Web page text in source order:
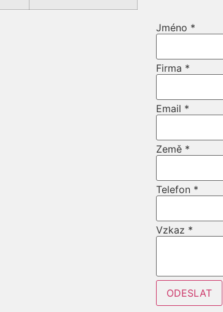
Jméno *
Firma *
Email *
Země *
Telefon *
Vzkaz *
Layout
Email
Firma
ODESLAT